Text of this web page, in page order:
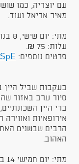
עם יוצריה, כמו
מאיר אריאל ועוד.
מתי: יום שישי, 8 בנובמבר, שעה 10:00
עלות: 75 ₪.
פרטים נוספים:
בעקבות שביל היין
סיור ערב באזור
ברי היין
אירופאיות
הרבים שבשנים
האהוב.
מתי: יום חמישי 14 בנובמבר, שעה 19:00